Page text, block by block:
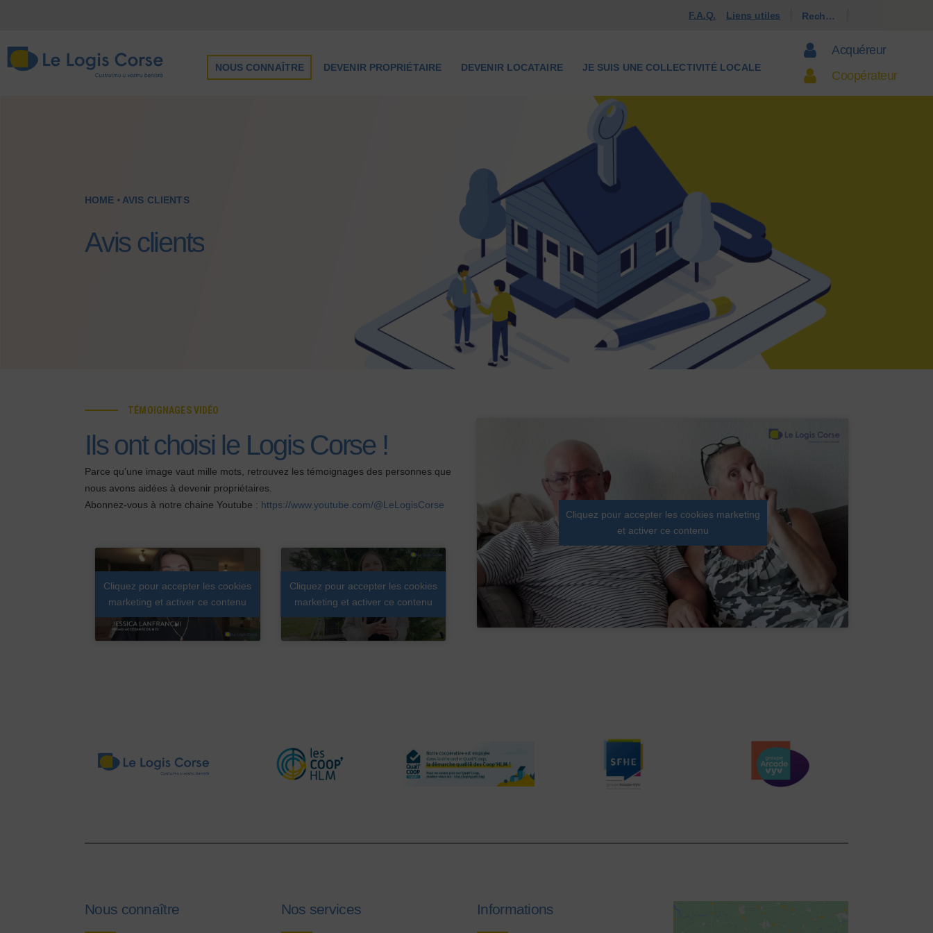
F.A.Q. Liens utiles
NOUS CONNAÎTRE DEVENIR PROPRIÉTAIRE DEVENIR LOCATAIRE JE SUIS UNE COLLECTIVITÉ LOCALE
Acquéreur
Coopérateur
HOME AVIS CLIENTS
Avis clients
COLLECTIVITÉ
ESPACE ACQUÉREUR
ESPACE
COOPÉRATEUR
TÉMOIGNAGES VIDÉO
Ils ont choisi le Logis Corse !
Parce qu’une image vaut mille mots, retrouvez les témoignages des personnes que
nous avons aidées à devenir propriétaires.
Abonnez-vous à notre chaine Youtube : https://www.youtube.com/@LeLogisCorse
Cliquez pour accepter les cookies
marketing et activer ce contenu
Cliquez pour accepter les cookies
marketing et activer ce contenu
Cliquez pour accepter les cookies marketing
et activer ce contenu
Nous connaître Nos services Informations